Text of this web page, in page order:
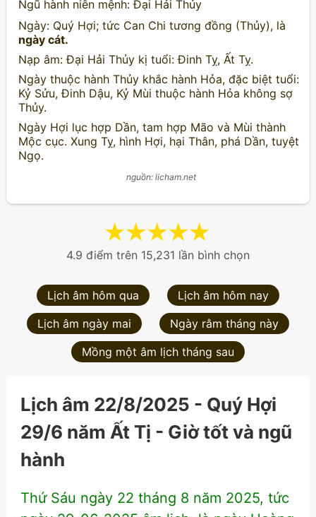
Ngũ hành niên mệnh: Đại Hải Thủy
Ngày: Quý Hợi; tức Can Chi tương đồng (Thủy), là
ngày cát.
Nạp âm: Đại Hải Thủy kị tuổi: Đinh Tỵ, Ất Tỵ.
Ngày thuộc hành Thủy khắc hành Hỏa, đặc biệt tuổi:
Kỷ Sửu, Đinh Dậu, Kỷ Mùi thuộc hành Hỏa không sợ
Thủy.
Ngày Hợi lục hợp Dần, tam hợp Mão và Mùi thành
Mộc cục. Xung Tỵ, hình Hợi, hại Thân, phá Dần, tuyệt
Ngọ.
nguồn: licham.net
★
★
★
★
★
4.9 điểm trên 15,231 lần bình chọn
Lịch âm hôm qua
Lịch âm hôm nay
Lịch âm ngày mai
Ngày rằm tháng này
Mồng một âm lịch tháng sau
Lịch âm 22/8/2025 - Quý Hợi
29/6 năm Ất Tị - Giờ tốt và ngũ
hành
Thứ Sáu ngày 22 tháng 8 năm 2025, tức